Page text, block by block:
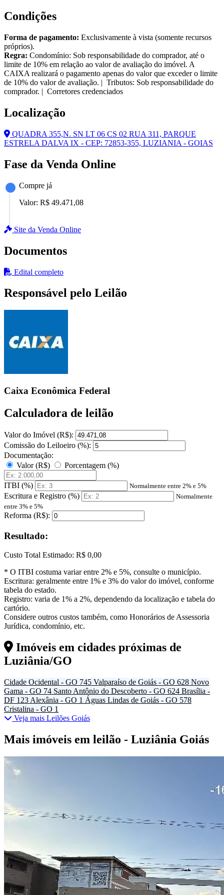
Condições
Forma de pagamento: Exclusivamente à vista (somente recursos
próprios).
Regra: Condomínio: Sob responsabilidade do comprador, até o
limite de 10% em relação ao valor de avaliação do imóvel. A
CAIXA realizará o pagamento apenas do valor que exceder o limite
de 10% do valor de avaliação. | Tributos: Sob responsabilidade do
comprador. | Corretores credenciados
Localização
QUADRA 355,N. SN LT 06 CS 02 RUA 311, PARQUE
ESTRELA DALVA IX - CEP: 72853-355, LUZIANIA - GOIAS
Fase da Venda Online
Compre já
Valor: R$ 49.471,08
Site da Venda Online
Documentos
Edital completo
Responsável pelo Leilão
Caixa Econômica Federal
Calculadora de leilão
Valor do Imóvel (R$):
Comissão do Leiloeiro (%):
Documentação:
Valor (R$)
Porcentagem (%)
ITBI (%) Normalmente entre 2% e 5%
Escritura e Registro (%)
Normalmente
entre 3% e 5%
Reforma (R$):
Resultado:
Custo Total Estimado: R$ 0,00
* O ITBI costuma variar entre 2% e 5%, consulte o município.
Escritura: geralmente entre 1% e 3% do valor do imóvel, conforme
tabela do estado.
Registro: varia de 1% a 2%, dependendo da localização e tabela do
cartório.
Considere outros custos também, como Honorários de Assessoria
Jurídica, condomínio, etc.
Imóveis em cidades próximas de
Luziânia/GO
Cidade Ocidental - GO 745 Valparaíso de Goiás - GO 628 Novo
Gama - GO 74 Santo Antônio do Descoberto - GO 624 Brasília -
DF 123 Alexânia - GO 1 Águas Lindas de Goiás - GO 578
Cristalina - GO 1
Veja mais Leilões Goiás
Mais imóveis em leilão - Luziânia Goiás